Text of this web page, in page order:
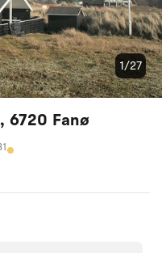
6720 Fanø
1/27